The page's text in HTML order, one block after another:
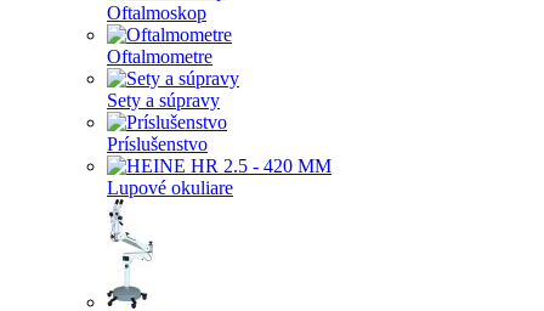
Oftalmoskop
Oftalmometre
Sety a súpravy
Príslušenstvo
Lupové okuliare